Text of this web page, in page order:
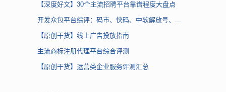
【深度好文】30个主流招聘平台靠谱程度大盘点
开发众包平台综评：码市、快码、中软解放号、...
【原创干货】线上广告投放指南
主流商标注册代理平台综合评测
【原创干货】运营类企业服务评测汇总